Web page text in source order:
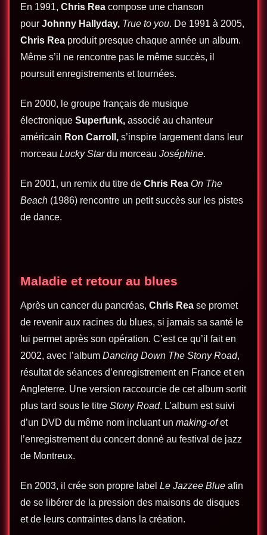
En 1991, Chris Rea compose une chanson
pour Johnny Hallyday, True to you. De 1991 à 2005,
Chris Rea produit presque chaque année un album.
Même s’il ne rencontre pas le même succès, il
poursuit enregistrements et tournées.
En 2000, le groupe français de musique
électronique Superfunk, associé au chanteur
américain Ron Carroll , s’inspire largement dans leur
morceau Lucky Stardu morceau Joséphine.
En 2001, un remix du titre de Chris Rea On The
Beach (1986) rencontre un petit succès sur les pistes
de dance.
Maladie et retour au blues
Après un cancer du pancréas, Chris Rea se promet
de revenir aux racines du blues, si jamais sa santé le
lui permet après son opération. C’est ce qu’il fait en
2002, avec l’album Dancing Down The Stony Road,
résultat de séances d’enregistrement en France et en
Angleterre. Une version raccourcie de cet album sortit
plus tard sous le titre Stony Road. L’album est suivi
d’un DVD du même nom incluant un making-ofet
l’enregistrement du concert donné au festival de jazz
de Montreux.
En 2003, il crée son propre label Le Jazzee Blue afin
de se libérer de la pression des maisons de disques
et de leurs contraintes dans la création.